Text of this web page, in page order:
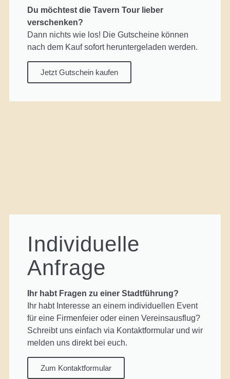
Du möchtest die Tavern Tour lieber
verschenken?
Dann nichts wie los! Die Gutscheine können
nach dem Kauf sofort heruntergeladen werden.
Jetzt Gutschein kaufen
Individuelle
Anfrage
Ihr habt Fragen zu einer Stadtführung?
Ihr habt Interesse an einem individuellen Event
für eine Firmenfeier oder einen Vereinsausflug?
Schreibt uns einfach via Kontaktformular und wir
melden uns direkt bei euch.
Zum Kontaktformular